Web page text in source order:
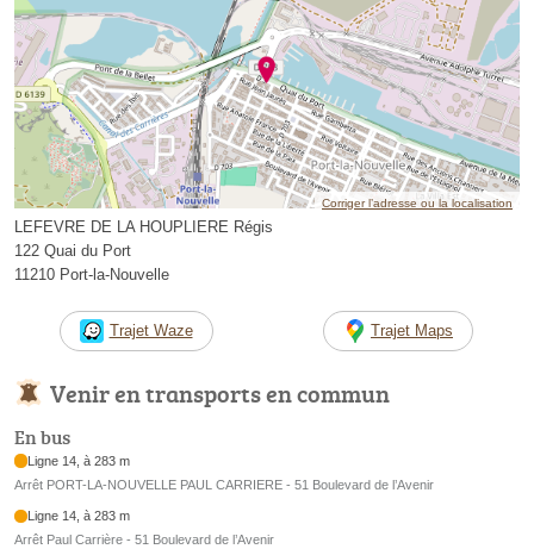
Corriger l’adresse ou la localisation
LEFEVRE DE LA HOUPLIERE Régis
122 Quai du Port
11210 Port-la-Nouvelle
Trajet Waze Trajet Maps
Venir en transports en commun
En bus
Ligne 14, à 283 m
Arrêt PORT-LA-NOUVELLE PAUL CARRIERE - 51 Boulevard de l’Avenir
Ligne 14, à 283 m
Arrêt Paul Carrière - 51 Boulevard de l’Avenir